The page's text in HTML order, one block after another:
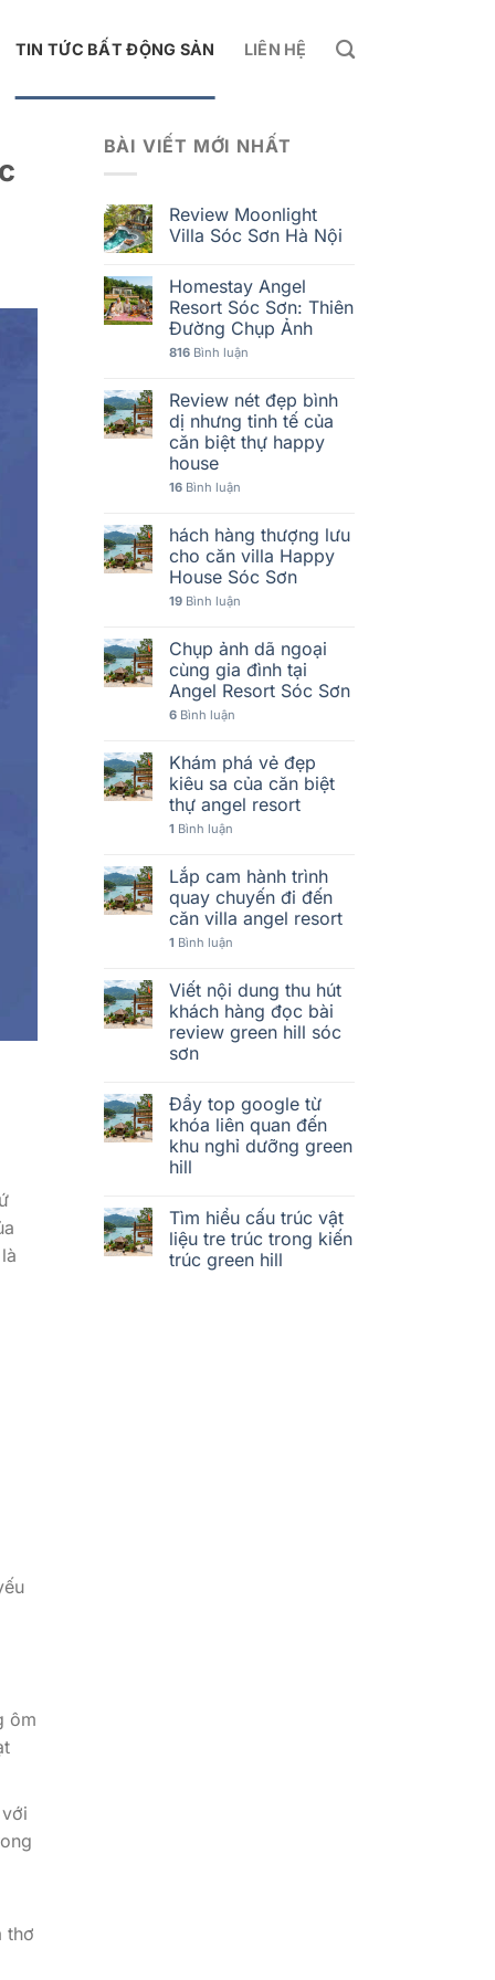
TIN TỨC BẤT ĐỘNG SẢN LIÊN HỆ
ôm
thơ
BÀI VIẾT MỚI NHẤT
Review Moonlight
Villa Sóc Sơn Hà Nội
Homestay Angel
Resort Sóc Sơn: Thiên
Đường Chụp Ảnh
816Bình luận
Review nét đẹp bình
dị nhưng tinh tế của
căn biệt thự happy
house
16Bình luận
hách hàng thượng lưu
cho căn villa Happy
House Sóc Sơn
19Bình luận
Chụp ảnh dã ngoại
cùng gia đình tại
Angel Resort Sóc Sơn
6Bình luận
Khám phá vẻ đẹp
kiêu sa của căn biệt
thự angel resort
1 Bình luận
Lắp cam hành trình
quay chuyến đi đến
căn villa angel resort
1 Bình luận
Viết nội dung thu hút
khách hàng đọc bài
review green hill sóc
sơn
Đẩy top google từ
khóa liên quan đến
khu nghỉ dưỡng green
hill
Tìm hiểu cấu trúc vật
liệu tre trúc trong kiến
trúc green hill